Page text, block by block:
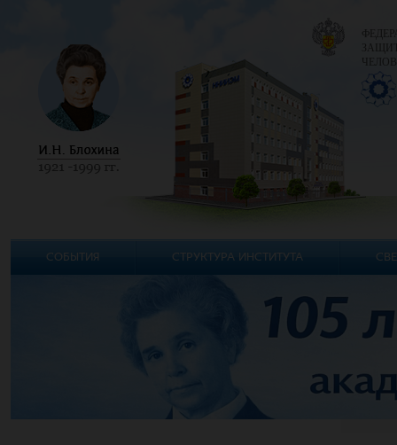
СОБЫТИЯ СТРУКТУРА ИНСТИТУТА